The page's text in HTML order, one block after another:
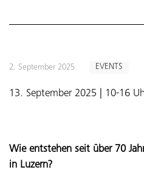
2. September 2025 EVENTS
13. September 2025 | 10-16
Wie entstehen seit über 70
in Luzern?